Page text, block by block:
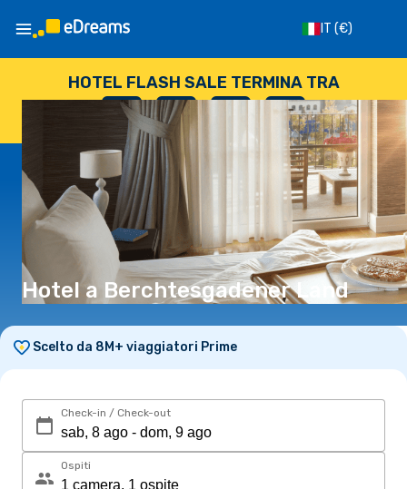
IT (€)
HOTEL FLASH SALE TERMINA TRA
--
GIORNI
: --
ORE
: --
SECONDI
Hotel a Berchtesgadener Land
Scelto da 8M+ viaggiatori Prime
Check-in / Check-out
Ospiti